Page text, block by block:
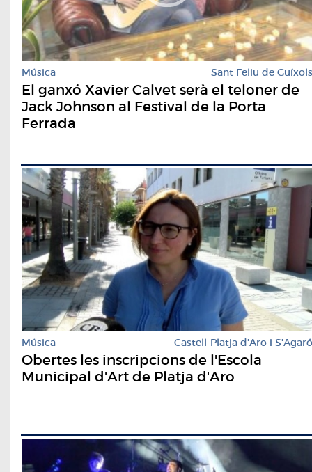
Música Sant Feliu de Guíxols
El ganxó Xavier Calvet serà el teloner de
Jack Johnson al Festival de la Porta
Ferrada
Música Castell-Platja d'Aro i S'Agaró
Obertes les inscripcions de l'Escola
Municipal d'Art de Platja d'Aro